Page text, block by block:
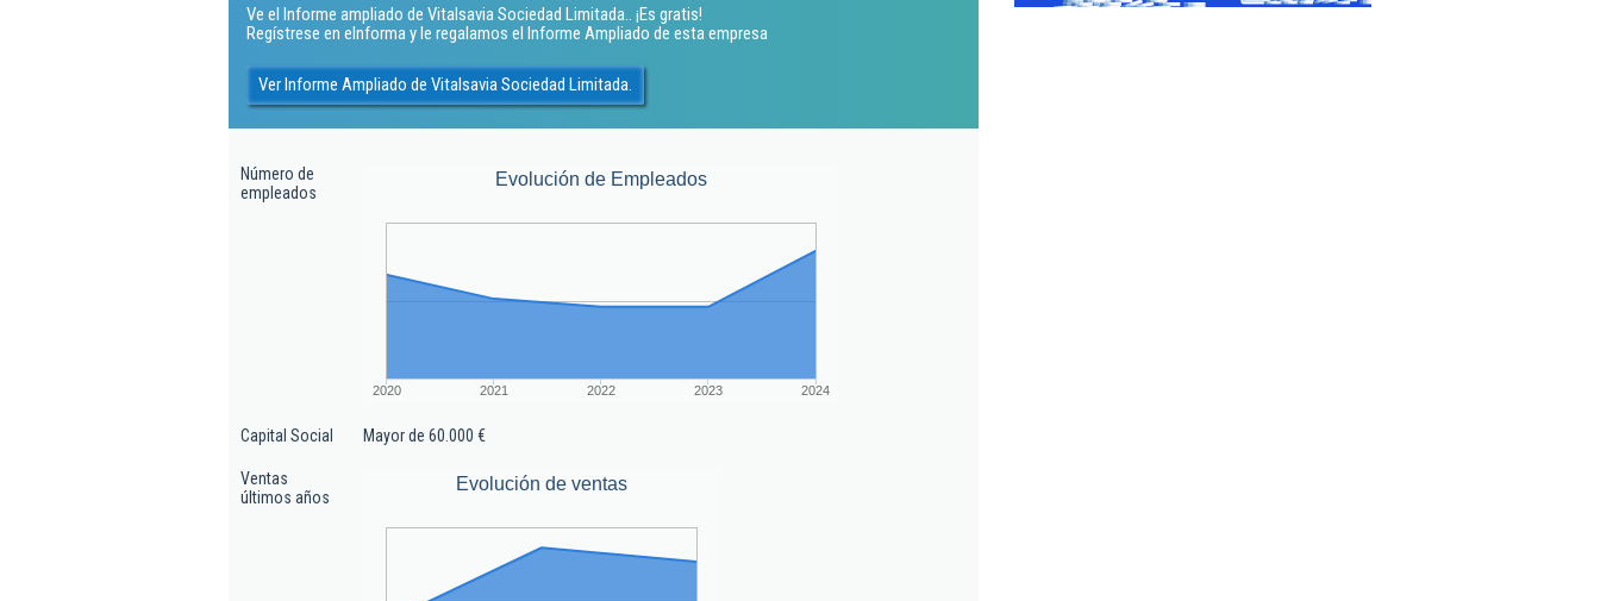
Ve el Informe ampliado de Vitalsavia Sociedad Limitada.. ¡Es gratis!
Regístrese en eInforma y le regalamos el Informe Ampliado de esta empresa
Ver Informe Ampliado de Vitalsavia Sociedad Limitada.
Número de
empleados
Evolución de Empleados
2020 2021 2022 2023 2024
Capital Social Mayor de 60.000 €
Ventas
últimos años
Evolución de ventas